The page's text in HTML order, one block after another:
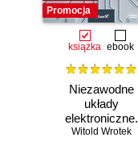
Promocja
książka ebook
Niezawodne
układy
elektroniczne.
Podręcznik
Witold Wrotek